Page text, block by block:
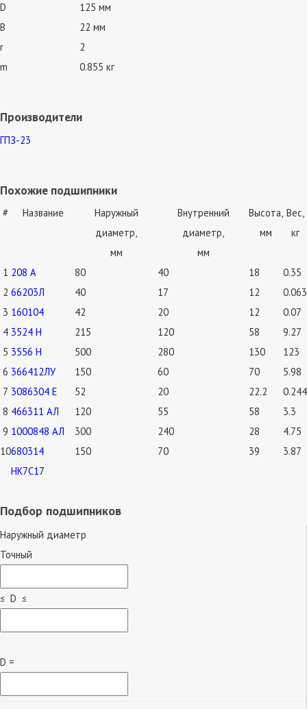
D
125 мм
B
22 мм
r
2
m
0.855 кг
Производители
ГПЗ-23
Похожие подшипники
# Название
Наружный
диаметр,
мм
Внутренний
диаметр,
мм
Высота,
мм
Вес,
кг
1 208 А 80 40 18
0.35
2 66203Л 40 17 12
0.063
3 160104 42 20 12
0.07
4 3524 Н 215 120 58
9.27
5 3556 Н 500 280 130
123
6 366412ЛУ 150 60 70
5.98
7 3086304 Е 52 20 22.2
0.244
8 466311 АЛ 120 55 58
3.3
9 1000848 АЛ 300 240 28
4.75
10680314
НК7С17
150 70 39 3.87
Подбор подшипников
Наружный диаметр
Точный
≤ D ≤
D =